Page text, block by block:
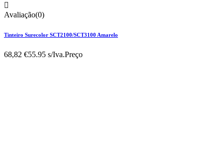

Avaliação(0)
Tinteiro Surecolor SCT2100/SCT3100 Amarelo
68,82 €55.95 s/Iva.Preço